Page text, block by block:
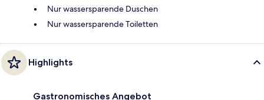
Nur wassersparende Duschen
Nur wassersparende Toiletten
Highlights
Gastronomisches Angebot